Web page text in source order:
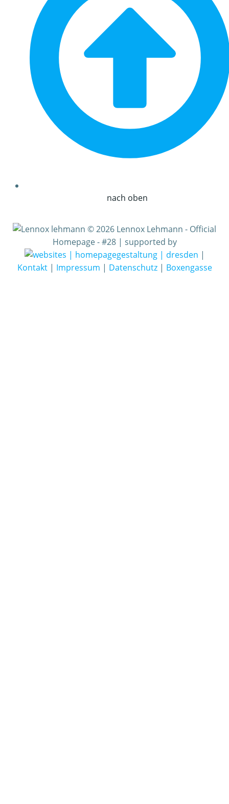
nach oben
© 2026 Lennox Lehmann - Official
Homepage - #28 | supported by
|
Kontakt| Impressum | Datenschutz| Boxengasse